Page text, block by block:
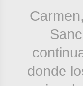
donde